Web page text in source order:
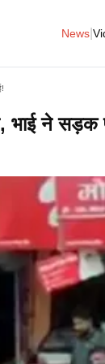
News
भाई ने सड़क